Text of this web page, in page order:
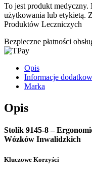
To jest produkt medyczny.
użytkowania lub etykietą.
Produktów Leczniczych
Bezpieczne płatności
Opis
Informacje
Marka
Opis
Stolik 9145-8 –
Wózków Inwalidzkich
Kluczowe Korzyści